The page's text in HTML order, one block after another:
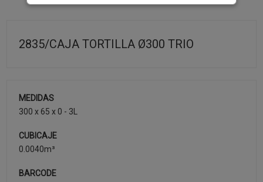
2835/CAJA TORTILLA Ø300 TRIO
MEDIDAS
300 x 65 x 0 - 3L
CUBICAJE
0.0040m³
BARCODE